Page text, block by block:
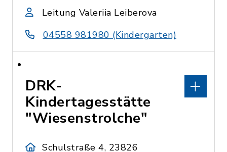
Leitung Valeriia Leiberova
04558 981980 (Kindergarten)
DRK-
Kindertagesstätte
"Wiesenstrolche"
Schulstraße 4, 23826